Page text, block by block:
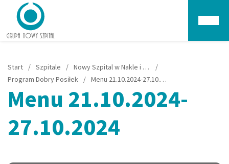
Start / Szpitale / Nowy Szpital w Nakle i Szubinie
/
Program Dobry Posiłek / Menu 21.10.2024-27.10.2024
Menu 21.10.2024-
27.10.2024